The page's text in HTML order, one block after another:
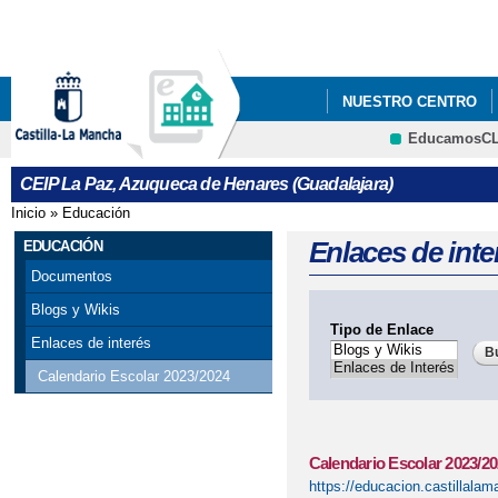
NUESTRO CENTRO
CEIP La Paz, Azuqueca de Henares (Guadalajara)
Se encuentra usted aquí
Inicio » Educación
EDUCACIÓN
Documentos
Blogs y Wikis
Enlaces de interés
Calendario Escolar 2023/2024
Enlaces de
Tipo de Enlace
Calendario Escolar 2023/
https://